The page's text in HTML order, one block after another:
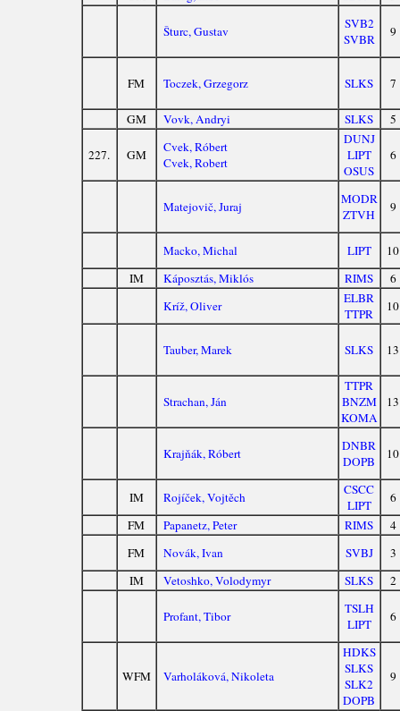
Šturc, Gustav
SVB2
SVBR
9
FM Toczek, Grzegorz SLKS 7
GM Vovk, Andryi SLKS 5
227. GM
Cvek, Róbert
Cvek, Robert
DUNJ
LIPT
OSUS
6
Matejovič, Juraj
MODR
ZTVH
9
Macko, Michal LIPT
10
IM
Káposztás, Miklós RIMS
6
Kríž, Oliver
ELBR
TTPR
10
Tauber, Marek SLKS 13
Strachan, Ján
TTPR
BNZM
KOMA
13
Krajňák, Róbert
DNBR
DOPB
10
IM Rojíček, Vojtěch
CSCC
LIPT
6
FM
Papanetz, Peter RIMS
4
FM
Novák, Ivan SVBJ
3
IM
Vetoshko, Volodymyr SLKS 2
Profant, Tibor
TSLH
LIPT
6
WFM Varholáková, Nikoleta
HDKS
SLKS
SLK2
DOPB
9